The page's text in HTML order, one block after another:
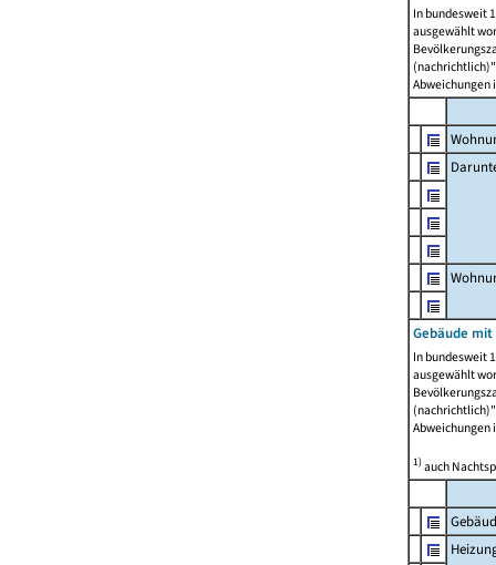
In bundesweit
ausgewählt
Abweichungen
Gebäude
In bundesweit
ausgewählt
Abweichungen
1)auch